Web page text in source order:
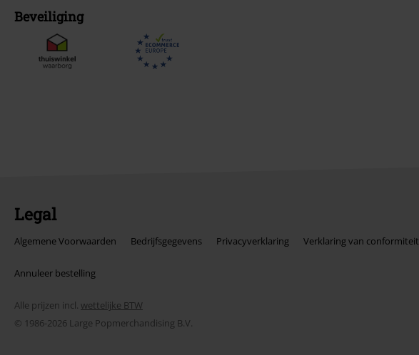
Beveiliging
Legal
Algemene Voorwaarden Bedrijfsgegevens Privacyverklaring Verklaring van conformiteit
Annuleer bestelling
Alle prijzen incl. wettelijke BTW
© 1986-2026 Large Popmerchandising B.V.